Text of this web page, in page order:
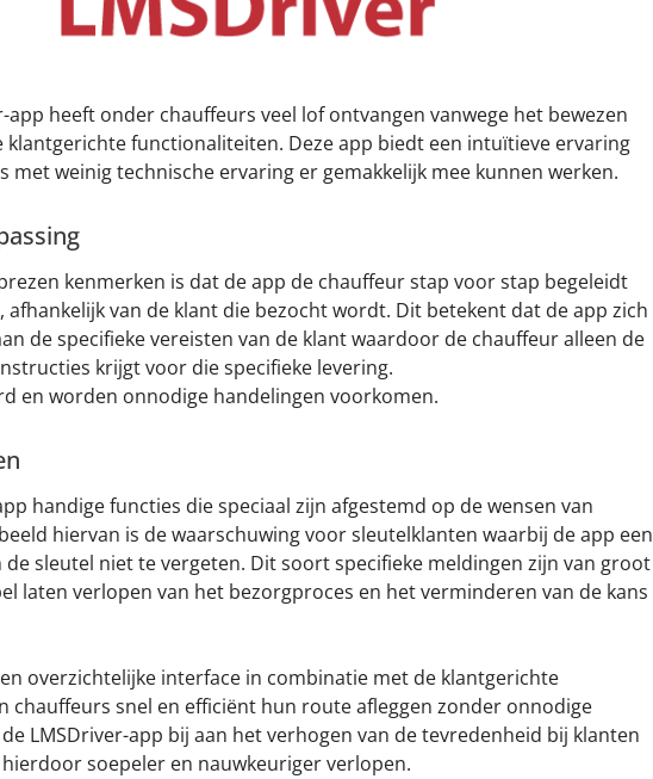
app heeft onder chauffeurs veel lof ontvangen vanwege het bewezen
klantgerichte functionaliteiten. Deze app biedt een intuïtieve ervaring
met weinig technische ervaring er gemakkelijk mee kunnen werken.
kenmerken is dat de app de chauffeur stap voor stap begeleidt
afhankelijk van de klant die bezocht wordt. Dit betekent dat de app zich
de specifieke vereisten van de klant waardoor de chauffeur alleen de
krijgt voor die specifieke levering.
en worden onnodige handelingen voorkomen.
handige functies die speciaal zijn afgestemd op de wensen van
hiervan is de waarschuwing voor sleutelklanten waarbij de app een
sleutel niet te vergeten. Dit soort specifieke meldingen zijn van groot
laten verlopen van het bezorgproces en het verminderen van de kans
overzichtelijke interface in combinatie met de klantgerichte
chauffeurs snel en efficiënt hun route afleggen zonder onnodige
LMSDriver-app bij aan het verhogen van de tevredenheid bij klanten
soepeler en nauwkeuriger verlopen.